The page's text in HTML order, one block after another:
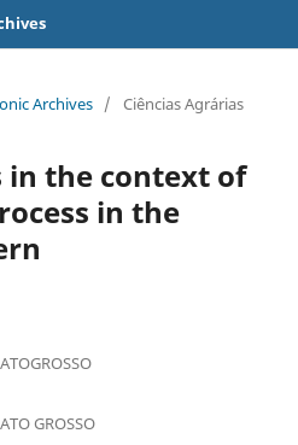
Archives / Ciências Agrárias
in the context of
in the
GROSSO